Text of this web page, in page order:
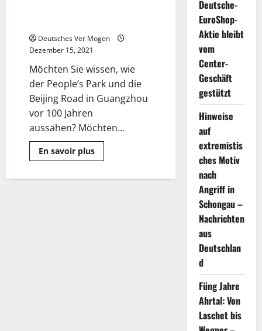
Deutsches Ver Mogen
Dezember 15, 2021
Möchten Sie wissen, wie
der People’s Park und die
Beijing Road in Guangzhou
vor 100 Jahren
aussahen? Möchten...
En savoir plusMehr
Informationen
Sie
Deutsche-
EuroShop-
Aktie bleibt
vom
Center-
Geschäft
gestützt
Hinweise
auf
extremistis
ches Motiv
nach
Angriff in
Schongau –
Nachrichten
aus
Deutschlan
d
Füng Jahre
Ahrtal: Von
Laschet bis